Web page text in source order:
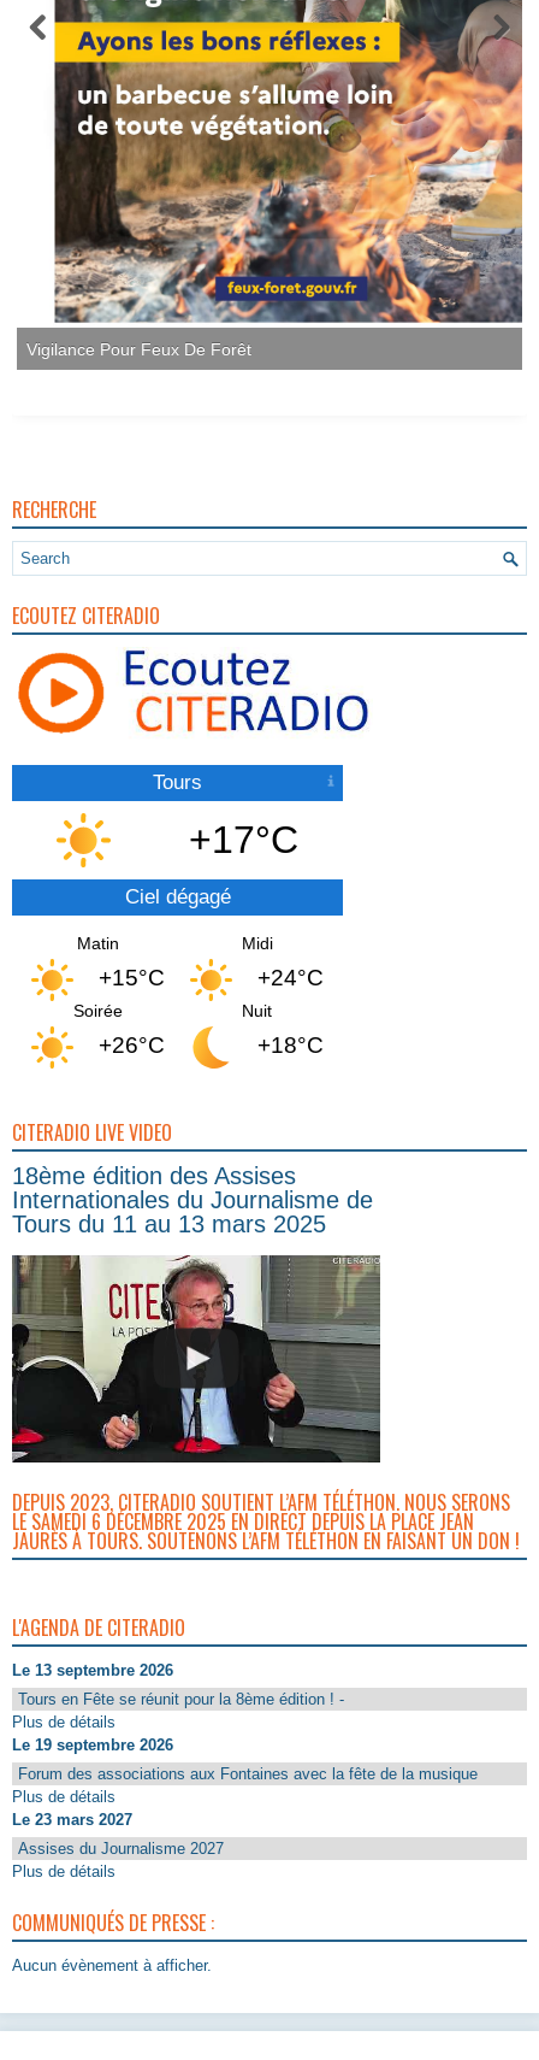
RECHERCHE
ECOUTEZ CITERADIO
Tours
+17°C
Ciel dégagé
Matin
+15°C
Midi
+24°C
Soirée
+26°C
Nuit
+18°C
CITERADIO LIVE VIDEO
18ème édition des Assises
Internationales du Journalisme de
Tours du 11 au 13 mars 2025
DEPUIS 2023, CITERADIO SOUTIENT L’AFM TÉLÉTHON. NOUS SERONS
LE SAMEDI 6 DÉCEMBRE 2025 EN DIRECT DEPUIS LA PLACE JEAN
JAURÈS À TOURS. SOUTENONS L’AFM TÉLÉTHON EN FAISANT UN DON !
L'AGENDA DE CITERADIO
Le 13 septembre 2026
Tours en Fête se réunit pour la 8ème édition ! -
Plus de détails
Le 19 septembre 2026
Forum des associations aux Fontaines avec la fête de la musique
Plus de détails
Le 23 mars 2027
Assises du Journalisme 2027
Plus de détails
COMMUNIQUÉS DE PRESSE :
Aucun évènement à afficher.